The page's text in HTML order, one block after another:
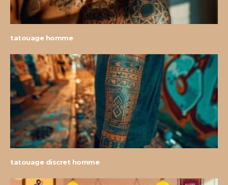
tatouage homme
tatouage discret homme